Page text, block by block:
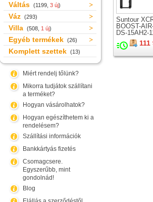
Váltás (1199, 3 új)
Váz (293)
Villa (508, 1 új)
Egyéb termékek (26)
Komplett szettek (13)
Miért rendelj tőlünk?
Mikorra tudjátok szállítani
a terméket?
Hogyan vásárolhatok?
Hogyan egészíthetem ki a
rendelésem?
Szállítási információk
Bankkártyás fizetés
Csomagcsere.
Egyszerűbb, mint
gondolnád!
Blog
Suntour
BOOST-
DS-15AH2-
teleszkóp
kerékhez